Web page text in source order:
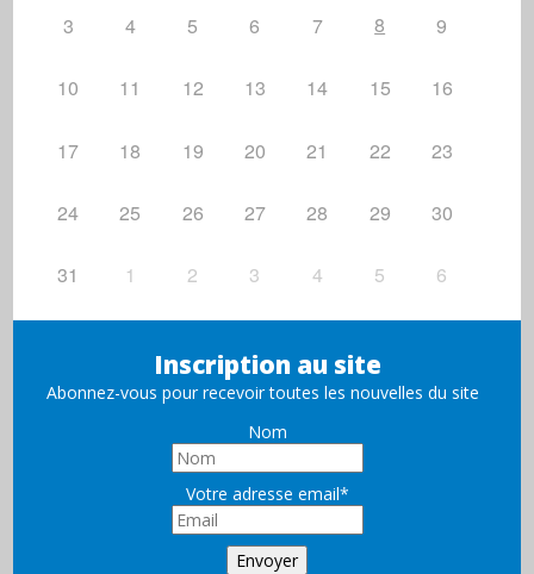
3 4 5 6 7 8 9
10 11 12 13 14 15 16
17 18 19 20 21 22 23
24 25 26 27 28 29 30
31 1 2 3 4 5 6
Inscription au site
Abonnez-vous pour recevoir toutes les nouvelles du site
Nom
Votre adresse email*